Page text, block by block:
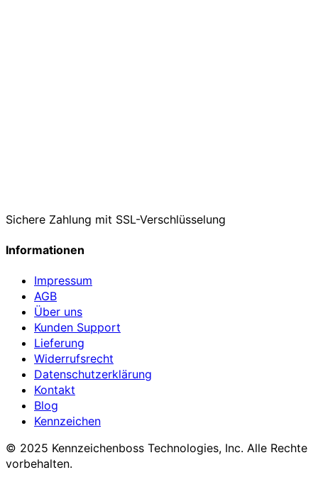
Sichere Zahlung mit SSL-Verschlüsselung
Informationen
Impressum
AGB
Über uns
Kunden Support
Lieferung
Widerrufsrecht
Datenschutzerklärung
Kontakt
Blog
Kennzeichen
© 2025 Kennzeichenboss Technologies, Inc. Alle Rechte
vorbehalten.